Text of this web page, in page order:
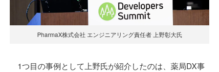
PharmaX株式会社 エンジニアリング責任者 上野彰大氏
1つ目の事例として上野氏が紹介したのは、薬局DX事